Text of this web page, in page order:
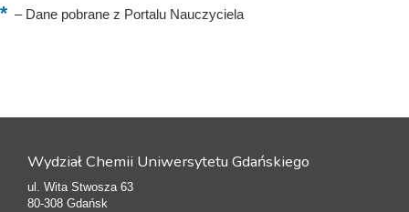
–Dane pobrane z Portalu Nauczyciela
Wydział Chemii Uniwersytetu Gdańskiego
ul. Wita Stwosza 63
80-308 Gdańsk